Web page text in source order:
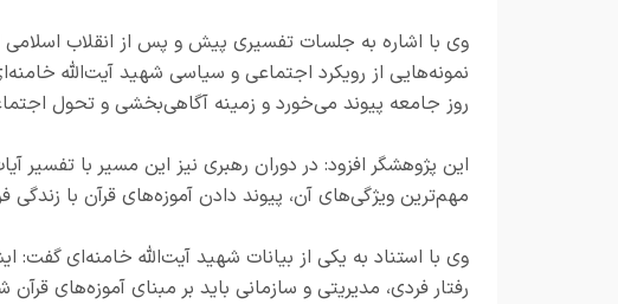
وی با اشاره به جلسات تفسیری پیش و پس از انقلاب
نمونه‌هایی از رویکرد اجتماعی و سیاسی شهید آیت‌الله
روز جامعه پیوند می‌خورد و زمینه آگاهی‌بخشی و تحول
این پژوهشگر افزود: در دوران رهبری نیز این مسیر با تفسیر
مهم‌ترین ویژگی‌های آن، پیوند دادن آموزه‌های قرآن با
وی با استناد به یکی از بیانات شهید آیت‌الله خامنه‌ای گفت:
رفتار فردی، مدیریتی و سازمانی باید بر مبنای آموزه‌های قرآن